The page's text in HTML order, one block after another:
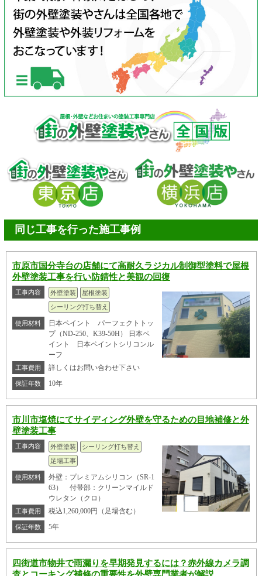
同じ工事を行った施工事例
市原市国分寺台の店舗にて高耐久ラジカル制御型塗料で屋根
外壁塗装工事を行い防錆性と美観の回復
工事内容 外壁塗装
屋根塗装
シーリング打ち替え
使用材料
日本ペイント パーフェクトトッ
プ（ND-250、K39-50H） 日本ペ
イント 日本ペイントシリコンル
ーフ
工事費用 詳しくはお問い合わせ下さい
保証年数 10年
市川市塩焼にてサイディング外壁を守るための目地補修と外
壁塗装工事
工事内容 外壁塗装
シーリング打ち替え
足場工事
使用材料
外壁：プレミアムシリコン（SR-1
63） 付帯部：クリーンマイルド
ウレタン（クロ）
工事費用 税込1,260,000円（足場含む）
保証年数 5年
四街道市物井で雨漏りを早期発見するには？赤外線カメラ調
査とコーキング補修の重要性を外壁専門業者が解説